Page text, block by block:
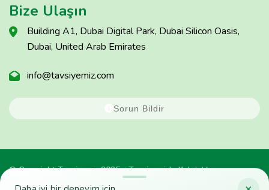
Bize Ulaşın
Building A1, Dubai Digital Park, Dubai Silicon Oasis,
Dubai, United Arab Emirates
info@tavsiyemiz.com
Sorun Bildir
© Copyright Tavsiyemiz 2025 - Tavsiyemiz'e Kulak Ver